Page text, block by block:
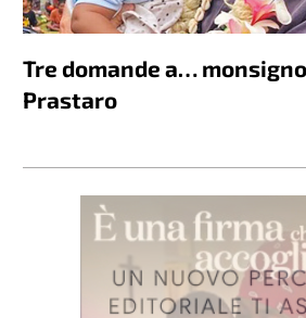
Tre domande a…
Prastaro